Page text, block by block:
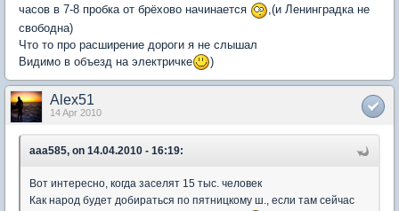
часов в 7-8 пробка от брёхово начинается
,(и Ленинградка не
свободна)
Что то про расширение дороги я не слышал
Видимо в объезд на электричке
)
Alex51
14 Apr 2010
aaa585, on 14.04.2010 - 16:19:
Вот интересно, когда заселят 15 тыс. человек
Как народ будет добираться по пятницкому ш., если там сейчас